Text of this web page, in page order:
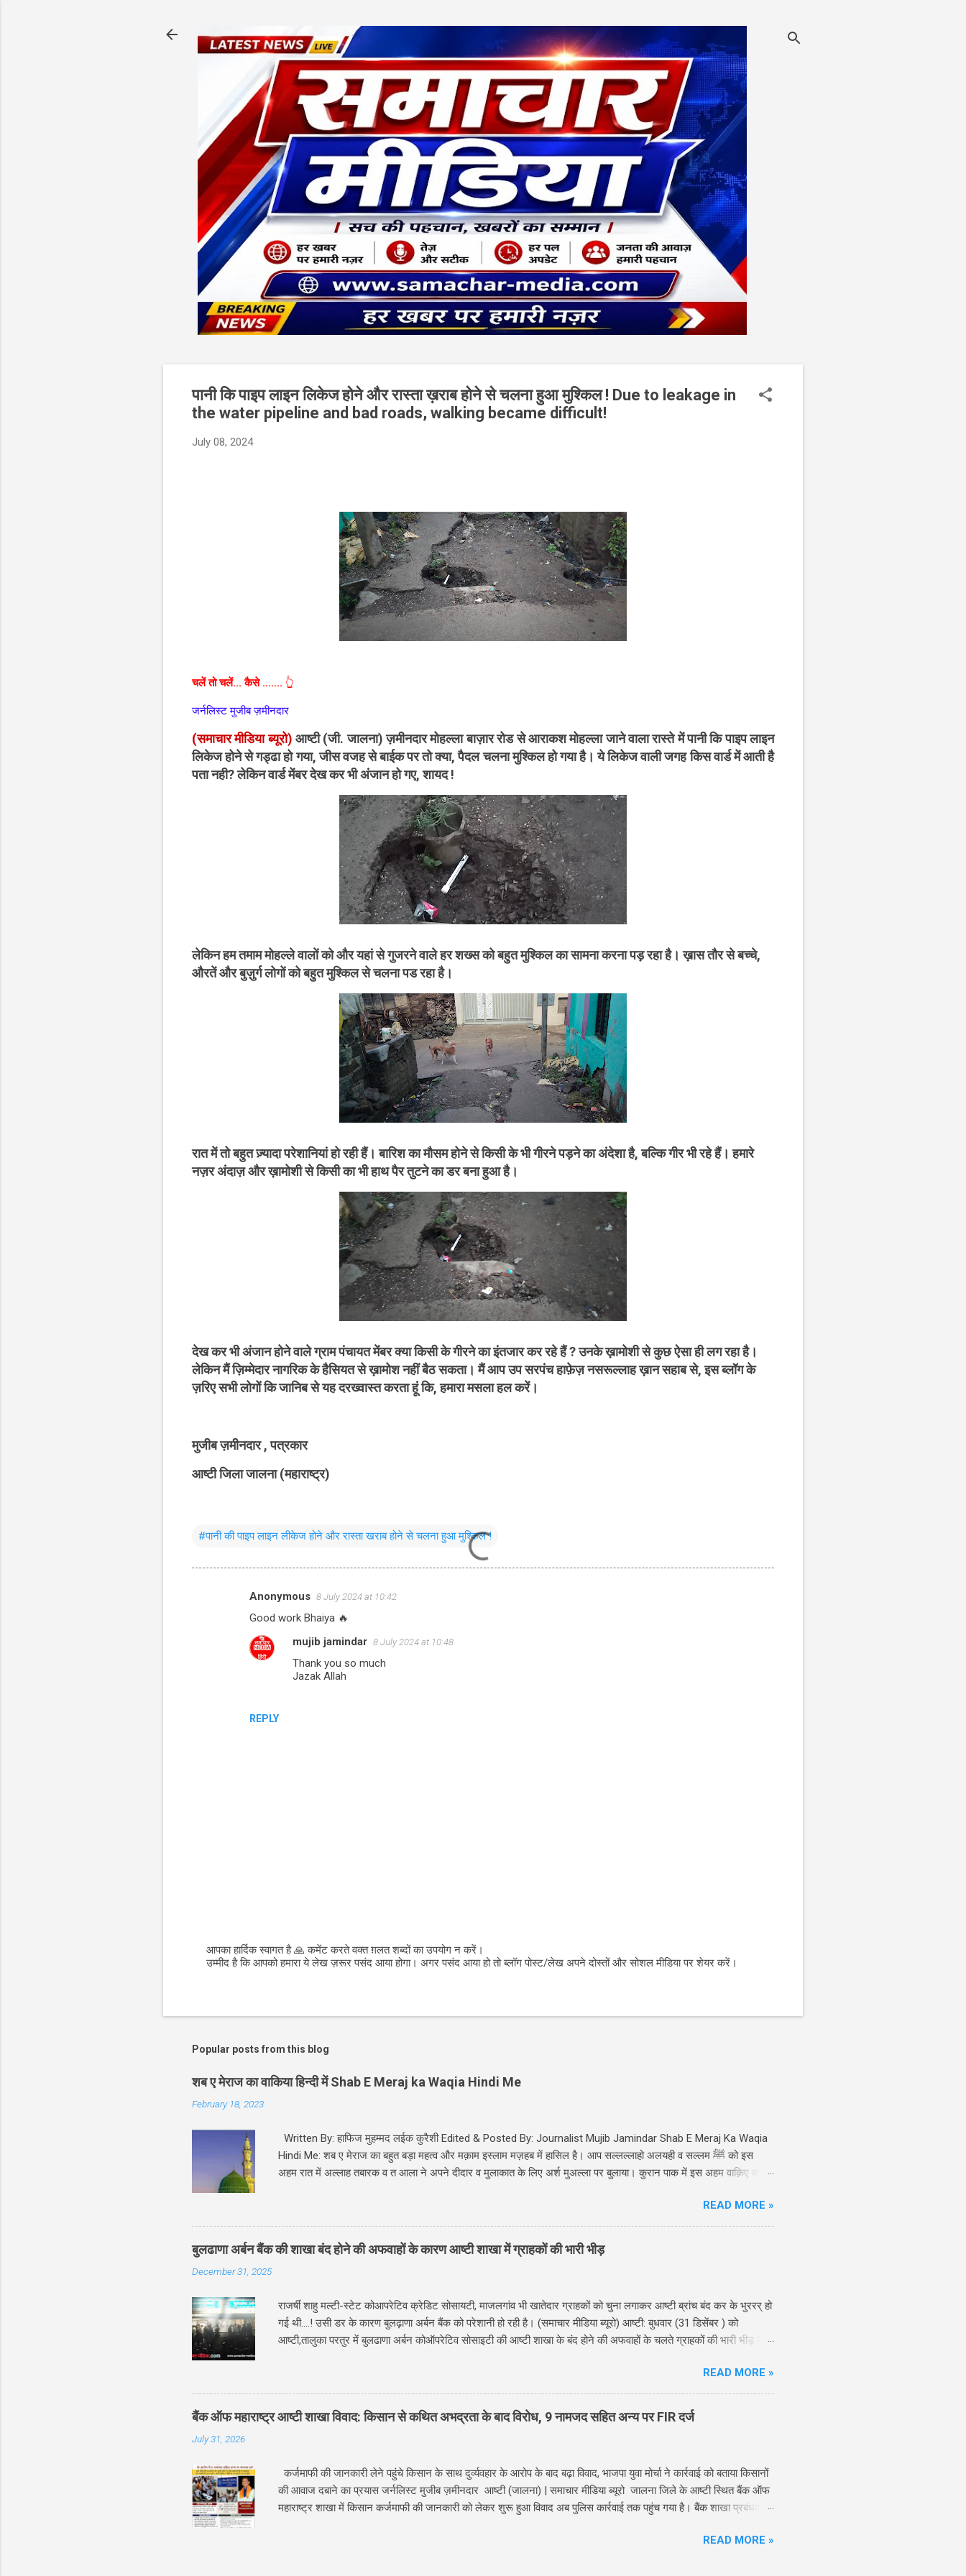
पानी कि पाइप लाइन लिकेज होने और रास्ता ख़राब होने से चलना हुआ मुश्किल ! Due to leakage in
the water pipeline and bad roads, walking became difficult!
July 08, 2024
चलें तो चलें... कैसे ....... 👆
जर्नलिस्ट मुजीब ज़मीनदार
(समाचार मीडिया ब्यूरो) आष्टी (जी. जालना) ज़मीनदार मोहल्ला बाज़ार रोड से आराकश मोहल्ला जाने वाला रास्ते में पानी कि पाइप लाइन
लिकेज होने से गड्ढा हो गया, जीस वजह से बाईक पर तो क्या, पैदल चलना मुश्किल हो गया है। ये लिकेज वाली जगह किस वार्ड में आती है
पता नही? लेकिन वार्ड मेंबर देख कर भी अंजान हो गए, शायद !
लेकिन हम तमाम मोहल्ले वालों को और यहां से गुजरने वाले हर शख्स को बहुत मुश्किल का सामना करना पड़ रहा है। ख़ास तौर से बच्चे,
औरतें और बुज़ुर्ग लोगों को बहुत मुश्किल से चलना पड रहा है।
रात में तो बहुत ज़्यादा परेशानियां हो रही हैं। बारिश का मौसम होने से किसी के भी गीरने पड़ने का अंदेशा है, बल्कि गीर भी रहे हैं। हमारे
नज़र अंदाज़ और ख़ामोशी से किसी का भी हाथ पैर तुटने का डर बना हुआ है।
देख कर भी अंजान होने वाले ग्राम पंचायत मेंबर क्या किसी के गीरने का इंतजार कर रहे हैं ? उनके ख़ामोशी से कुछ ऐसा ही लग रहा है।
लेकिन मैं ज़िम्मेदार नागरिक के हैसियत से ख़ामोश नहीं बैठ सकता। मैं आप उप सरपंच हाफ़ेज़ नसरूल्लाह ख़ान सहाब से, इस ब्लॉग के
ज़रिए सभी लोगों कि जानिब से यह दरख्वास्त करता हूं कि, हमारा मसला हल करें।
मुजीब ज़मीनदार , पत्रकार
आष्टी जिला जालना (महाराष्ट्र)
#पानी की पाइप लाइन लीकेज होने और रास्ता खराब होने से चलना हुआ मुश्किल !
Anonymous 8 July 2024 at 10:42
Good work Bhaiya 🔥
REPLY
mujib jamindar 8 July 2024 at 10:48
Thank you so much
Jazak Allah
P
a
m
e
t
आपका हार्दिक स्वागत है 🙏 कमेंट करते वक्त ग़लत शब्दों का उपयोग न करें।
उम्मीद है कि आपको हमारा ये लेख ज़रूर पसंद आया होगा। अगर पसंद आया हो तो ब्लॉग पोस्ट/लेख अपने दोस्तों और सोशल मीडिया पर शेयर करें।
Popular posts from this blog
शब ए मेराज का वाकिया हिन्दी में Shab E Meraj ka Waqia Hindi Me
February 18, 2023
Written By: हाफिज मुहम्मद लईक कुरैशी Edited & Posted By: Journalist Mujib Jamindar Shab E Meraj Ka Waqia
Hindi Me: शब ए मेराज का बहुत बड़ा महत्व और मक़ाम इस्लाम मज़हब में हासिल है। आप सल्लल्लाहो अलयही व सल्लम ﷺ को इस
अहम रात में अल्लाह तबारक व त आला ने अपने दीदार व मुलाकात के लिए अर्श मुअल्ला पर बुलाया। कुरान पाक में इस अहम वाक़िए का
पैगम्बर का इमाम बनाया। Meraj E Mustafa की रात अल्लाह के हबीब सल्लल्लाहो अलैवसल्लम ﷺ को सातो आसमान की सैर करे।
निचे हमने सातों आसमान यानि पहले आसमान से लेकर सातों आसमान और अल्लाह से मुलाकात का Shab E Meraj Ka Waqia Hindi
Me निचे इस पोस्ट के जरिये दिया हैं। साथ ही Meraj Un Nabi की रात अल्लाह के रसूल ﷺ ने अल्लाह का दीदार और अल्लाह से
READ MORE »
बुलढाणा अर्बन बैंक की शाखा बंद होने की अफवाहों के कारण आष्टी शाखा में ग्राहकों की भारी भीड़
December 31, 2025
राजर्षी शाहु मल्टी-स्टेट कोआपरेटिव क्रेडिट सोसायटी, माजलगांव भी खातेदार ग्राहकों को चुना लगाकर आष्टी ब्रांच बंद कर के भुररर् हो
गई थी....! उसी डर के कारण बुलढ़ाणा अर्बन बैंक को परेशानी हो रही है। (समाचार मीडिया ब्यूरो) आष्टी: बुधवार (31 डिसेंबर ) को
आष्टी,तालुका परतुर में बुलढाणा अर्बन कोऑपरेटिव सोसाइटी की आष्टी शाखा के बंद होने की अफवाहों के चलते ग्राहकों की भारी भीड़ बैंक
चलते कई ग्राहक एक साथ बैंक पहुंचे। सुबह से ही बचत खाते, सावधि जमा, स्वर्ण ऋण खाते और अन्य लेन-देन के लिए शाखा के बाहर
ग्राहकों की लंबी कतारें लगी हुई थीं। कुछ ग्राहक अपने जमा खाते बंद करने की प्रक्रिया में जुट गए थे, जबकि अन्य नकदी निकालने के
लिए दौड़ पड़े । देर रात तक लोग भुके प्यासे बैंक के बाहर लंबी लंबी क़तारों में खड़े हुए दिखाई दिए। पिछले कुछ सालों में राजर्षि शाहू
मल्टीस्टेट को-ऑपरेटिव क्रेडिट सोसाइटी और कुछ मल्टीस्टेट बैंकों और क्रेडिट संस्थानों द्वारा अकाउंट होल्डर्स के करोड़ों रुपये के ड...
READ MORE »
बैंक ऑफ महाराष्ट्र आष्टी शाखा विवाद: किसान से कथित अभद्रता के बाद विरोध, 9 नामजद सहित अन्य पर FIR दर्ज
July 31, 2026
कर्जमाफी की जानकारी लेने पहुंचे किसान के साथ दुर्व्यवहार के आरोप के बाद बढ़ा विवाद, भाजपा युवा मोर्चा ने कार्रवाई को बताया किसानों
की आवाज दबाने का प्रयास जर्नलिस्ट मुजीब ज़मीनदार आष्टी (जालना) | समाचार मीडिया ब्यूरो जालना जिले के आष्टी स्थित बैंक ऑफ
महाराष्ट्र शाखा में किसान कर्जमाफी की जानकारी को लेकर शुरू हुआ विवाद अब पुलिस कार्रवाई तक पहुंच गया है। बैंक शाखा प्रबंधक
मामला दर्ज किया है। वहीं दूसरी ओर भाजपा युवा मोर्चा के पदाधिकारियों ने इस कार्रवाई को किसानों की आवाज दबाने का प्रयास बताते हुए
READ MORE »